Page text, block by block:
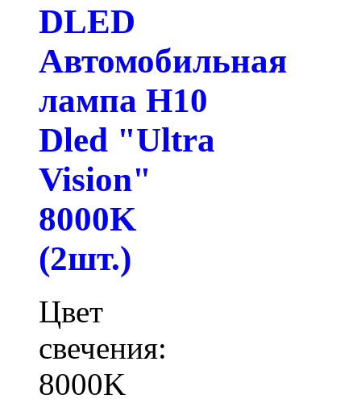
DLED
Автомобильная
лампа H10
Dled "Ultra
Vision"
8000K
(2шт.)
Цвет
свечения:
8000K